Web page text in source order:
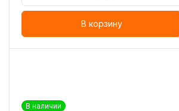
В корзину
В наличии